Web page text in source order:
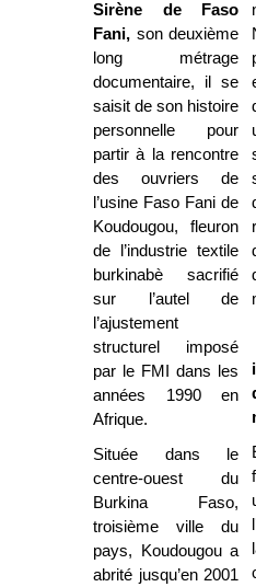
Sirène de Faso
Fani, son deuxième
long métrage
documentaire, il se
saisit de son histoire
personnelle pour
partir à la rencontre
des ouvriers de
l’usine Faso Fani de
Koudougou, fleuron
de l’industrie textile
burkinabè sacrifié
sur l’autel de
l’ajustement
structurel imposé
par le FMI dans les
années 1990 en
Afrique.
Située dans le
centre-ouest du
Burkina Faso,
troisième ville du
pays, Koudougou a
abrité jusqu’en 2001